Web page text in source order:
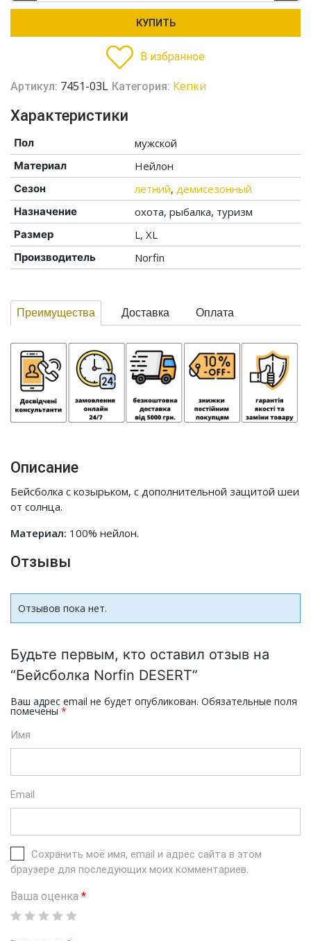
КУПИТЬ
В избранное
Артикул: 7451-03L Категория: Кепки
Характеристики
Пол мужской
Материал Нейлон
Сезон летний, демисезонный
Назначение охота, рыбалка, туризм
Размер L, XL
Производитель Norfin
Преимущества Доставка Оплата
Описание
Бейсболка с козырьком, с дополнительной защитой шеи
от солнца.
Материал: 100% нейлон.
Отзывы
Отзывов пока нет.
Будьте первым, кто оставил отзыв на
“Бейсболка Norfin DESERT”
Ваш адрес email не будет опубликован. Обязательные поля
помечены *
Имя
Email
Сохранить моё имя, email и адрес сайта в этом
браузере для последующих моих комментариев.
Ваша оценка *